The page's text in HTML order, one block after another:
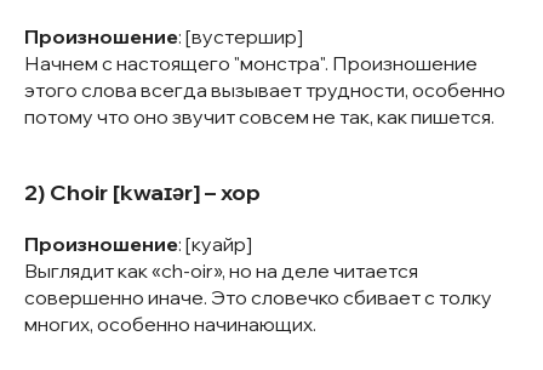
Произношение: [вустершир]
Начнем с настоящего "монстра". Произношение
этого слова всегда вызывает трудности, особенно
потому что оно звучит совсем не так, как пишется.
2) Choir [kwaɪər] – хор
Произношение: [куайр]
Выглядит как «ch-oir», но на деле читается
совершенно иначе. Это словечко сбивает с толку
многих, особенно начинающих.